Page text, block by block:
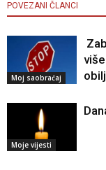
POVEZANI ČLANCI
Moj saobraćaj
Moje vijesti